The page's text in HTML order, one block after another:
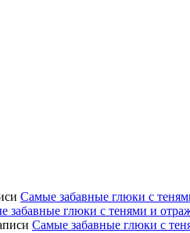
Самые забавные глюки с
забавные глюки с тенями и
Самые забавные глюки с